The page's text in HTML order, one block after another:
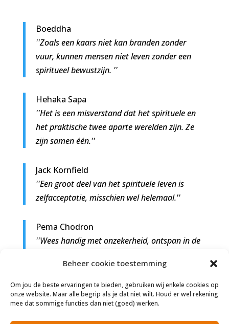
Beheer cookie toestemming
Om jou de beste ervaringen te bieden, gebruiken wij enkele cookies op
onze website. Maar alle begrip als je dat niet wilt. Houd er wel rekening
mee dat sommige functies dan niet (goed) werken.
Boeddha
''Zoals een kaars niet kan branden zonder
vuur, kunnen mensen niet leven zonder een
spiritueel bewustzijn. ''
Hehaka Sapa
''Het is een misverstand dat het spirituele en
het praktische twee aparte werelden zijn. Ze
zijn samen één.''
Jack Kornfield
''Een groot deel van het spirituele leven is
zelfacceptatie, misschien wel helemaal.''
Pema Chodron
''Wees handig met onzekerheid, ontspan in de
spirituele pad.''
Florence Scovel Shinn